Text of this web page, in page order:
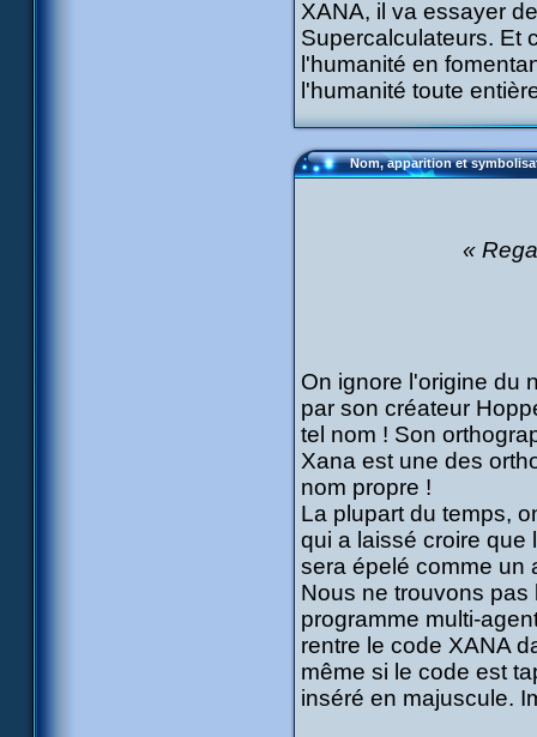
XANA, il va essayer
Supercalculateurs. Et
l'humanité en
l'humanité toute
Nom, apparition et
«
On ignore l'origine du
par son créateur
tel nom ! Son
Xana est une des
nom propre !
La plupart du temps,
qui a laissé croire que
sera épelé comme un
Nous ne trouvons
programme multi-
rentre le code XANA
même si le code est
inséré en majuscule.